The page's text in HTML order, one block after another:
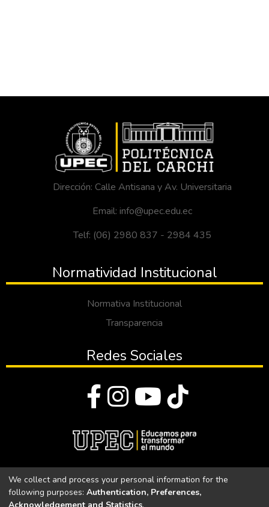
Dirección: Calle Antisana y Av. Universitaria
Email: info@upec.edu.ec
Telf: (06) 2980 837 - 2984 435
Normatividad Institucional
Normativa Institucional
Transparencia
Redes Sociales
Universidad Politécnica Estatal del Carchi
We collect and process your personal information for the
following purposes: Authentication, Preferences,